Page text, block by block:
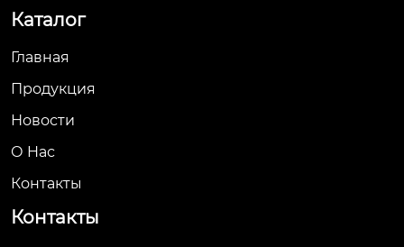
Каталог
Главная
Продукция
Новости
О Hас
Контакты
Контакты